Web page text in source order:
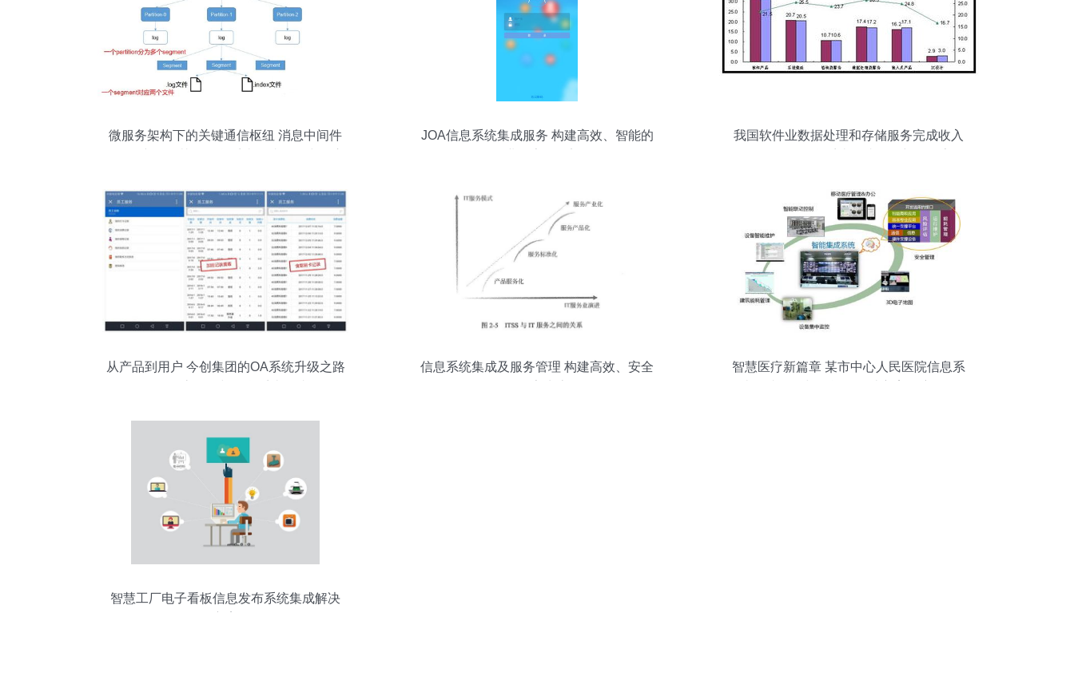
微服务架构下的关键通信枢纽 消息中间件
JOA信息系统集成服务 构建高效、智能的
我国软件业数据处理和存储服务完成收入
从产品到用户 今创集团的OA系统升级之路
信息系统集成及服务管理 构建高效、安全
智慧医疗新篇章 某市中心人民医院信息系
智慧工厂电子看板信息发布系统集成解决